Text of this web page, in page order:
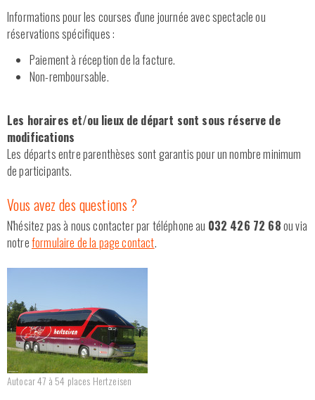
Informations pour les courses d'une journée avec spectacle ou
réservations spécifiques :
Paiement à réception de la facture.
Non-remboursable.
Les horaires et/ou lieux de départ sont sous réserve de
modifications
Les départs entre parenthèses sont garantis pour un nombre minimum
de participants.
Vous avez des questions ?
N'hésitez pas à nous contacter par téléphone au 032 426 72 68ou via
notreformulaire de la page contact.
Autocar 47 à 54 places Hertzeisen